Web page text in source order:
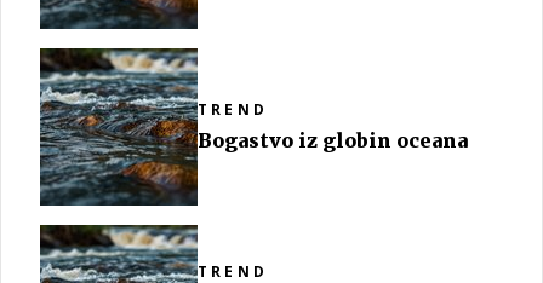
TREND
Bogastvo iz globin oceana
TREND